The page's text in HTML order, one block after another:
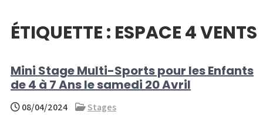
ÉTIQUETTE : ESPACE 4 VENTS
Mini Stage Multi-Sports pour les Enfants
de 4 à 7 Ans le samedi 20 Avril
08/04/2024
Stages